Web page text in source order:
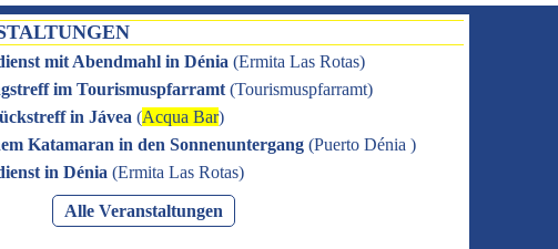
mit Abendmahl in Dénia (Ermita Las Rotas)
im Tourismuspfarramt (Tourismuspfarramt)
in Jávea (Acqua Bar)
Katamaran in den Sonnenuntergang (Puerto Dénia )
in Dénia (Ermita Las Rotas)
Alle Veranstaltungen